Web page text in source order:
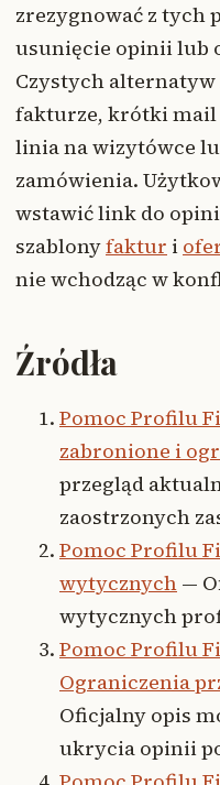
zrezygnować z tych
usunięcie opinii lub
Czystych alternatyw
fakturze, krótki mail
linia na wizytówce
zamówienia.
wstawić link do
szablonyfaktur i
nie wchodząc w
Źródła
Pomoc Profilu
zabronione i
przegląd
zaostrzonych
Pomoc Profilu
wytycznych —
wytycznych
Pomoc Profilu
Ograniczenia
Oficjalny opis
ukrycia opinii